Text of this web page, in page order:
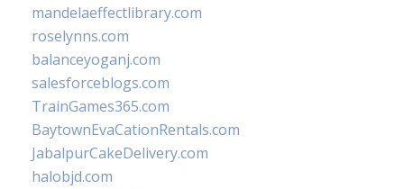
mandelaeffectlibrary.com
roselynns.com
balanceyoganj.com
salesforceblogs.com
TrainGames365.com
BaytownEvaCationRentals.com
JabalpurCakeDelivery.com
halobjd.com